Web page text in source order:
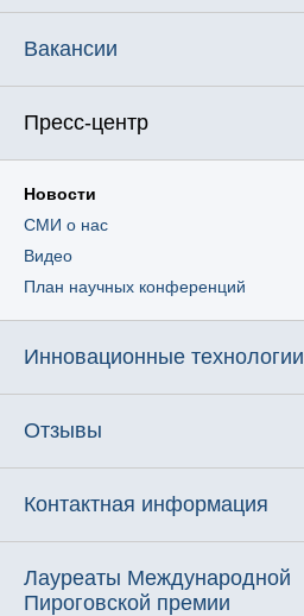
Вакансии
Пресс-центр
Новости
СМИ о нас
Видео
План научных конференций
Инновационные технологии
Отзывы
Контактная информация
Лауреаты Международной
Пироговской премии